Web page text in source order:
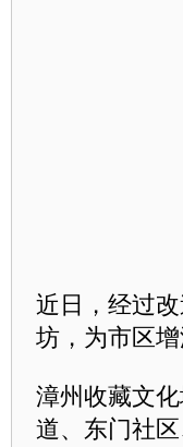
近日，经过
坊，为市区增
漳州收藏文
道、东门社区